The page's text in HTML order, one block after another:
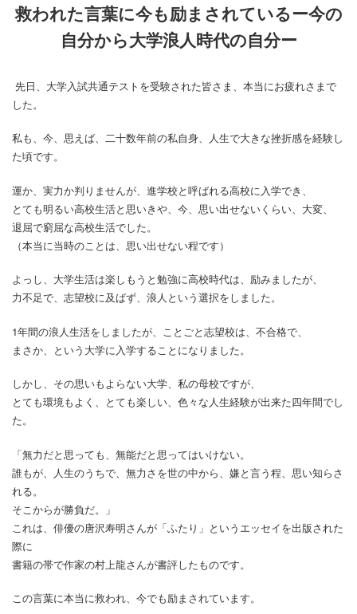
救われた言葉に今も励まされているー今の
自分から大学浪人時代の自分ー
先日、大学入試共通テストを受験された皆さま、本当にお疲れさまで
した。
私も、今、思えば、二十数年前の私自身、人生で大きな挫折感を経験し
た頃です。
運か、実力か判りませんが、進学校と呼ばれる高校に入学でき、
とても明るい高校生活と思いきや、今、思い出せないくらい、大変、
退屈で窮屈な高校生活でした。
（本当に当時のことは、思い出せない程です）
よっし、大学生活は楽しもうと勉強に高校時代は、励みましたが、
力不足で、志望校に及ばず、浪人という選択をしました。
1年間の浪人生活をしましたが、ことごと志望校は、不合格で、
まさか、という大学に入学することになりました。
しかし、その思いもよらない大学、私の母校ですが、
とても環境もよく、とても楽しい、色々な人生経験が出来た四年間でし
た。
「無力だと思っても、無能だと思ってはいけない。
誰もが、人生のうちで、無力さを世の中から、嫌と言う程、思い知らさ
れる。
そこからが勝負だ。」
これは、俳優の唐沢寿明さんが「ふたり」というエッセイを出版された
際に
書籍の帯で作家の村上龍さんが書評したものです。
この言葉に本当に救われ、今でも励まされています。